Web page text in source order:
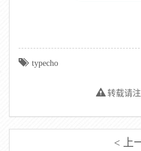
typecho
转载请注
< 上